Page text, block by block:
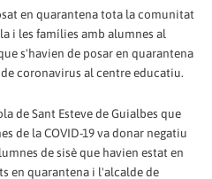
en quarantena tota la comunitat
i les famílies amb alumnes al
s'havien de posar en quarantena
coronavirus al centre educatiu.
de Sant Esteve de Guialbes que
de la COVID-19 va donar negatiu
de sisè que havien estat en
en quarantena i l'alcalde de